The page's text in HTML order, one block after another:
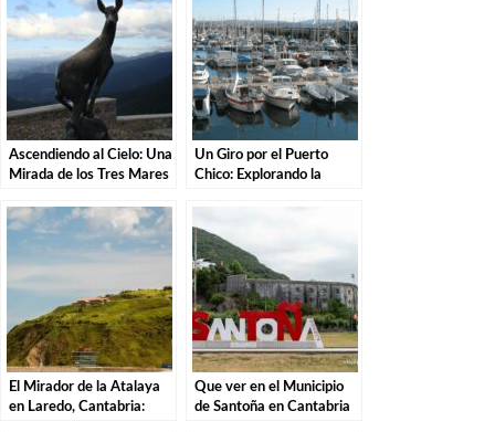
Ascendiendo al Cielo: Una
Mirada de los Tres Mares
Un Giro por el Puerto
Chico: Explorando la
El Mirador de la Atalaya
en Laredo, Cantabria:
Que ver en el Municipio
de Santoña en Cantabria